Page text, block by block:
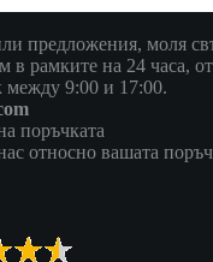
предложения, моля
в рамките на 24 часа, от
между 9:00 и 17:00.
поръчката
относно вашата